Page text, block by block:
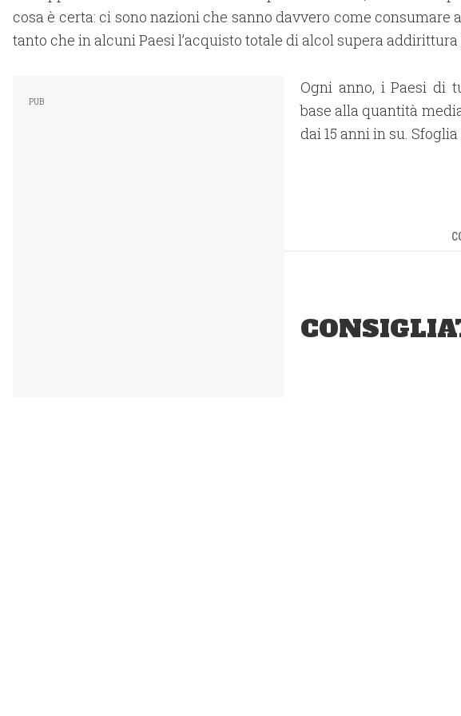
cosa è certa: ci sono nazioni che sanno davvero come consumare
tanto che in alcuni Paesi l’acquisto totale di alcol supera
Ogni anno, i Paesi di
base alla quantità
dai 15 anni in su.